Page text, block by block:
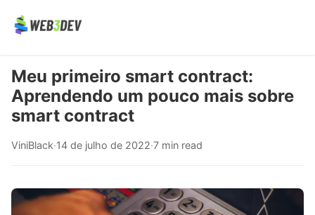
Meu primeiro smart contract:
Aprendendo um pouco mais sobre
smart contract
ViniBlack·14 de julho de 2022·7 min read